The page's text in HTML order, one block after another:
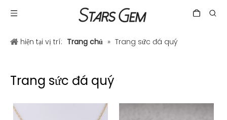
hiện tại vị trí: Trang chủ » Trang sức đá quý
Trang sức đá quý